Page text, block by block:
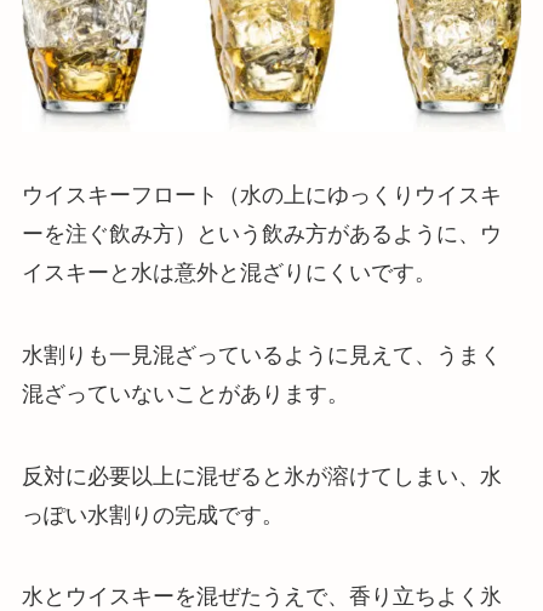
ウイスキーフロート（水の上にゆっくりウイスキ
ーを注ぐ飲み方）という飲み方があるように、ウ
イスキーと水は意外と混ざりにくいです。
水割りも一見混ざっているように見えて、うまく
混ざっていないことがあります。
反対に必要以上に混ぜると氷が溶けてしまい、水
っぽい水割りの完成です。
水とウイスキーを混ぜたうえで、香り立ちよく氷